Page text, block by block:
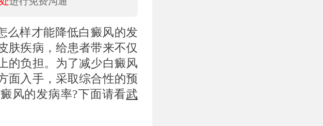
么样才能降低白癜风的发
肤疾病，给患者带来不仅
的负担。为了减少白癜风
面入手，采取综合性的预
风的发病率?下面请看武